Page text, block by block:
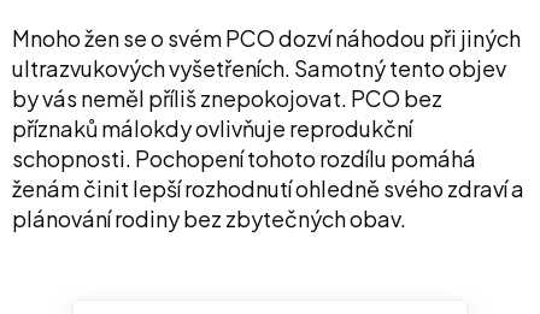
Mnoho žen se o svém PCO dozví náhodou při jiných
ultrazvukových vyšetřeních. Samotný tento objev
by vás neměl příliš znepokojovat. PCO bez
příznaků málokdy ovlivňuje reprodukční
schopnosti. Pochopení tohoto rozdílu pomáhá
ženám činit lepší rozhodnutí ohledně svého zdraví a
plánování rodiny bez zbytečných obav.